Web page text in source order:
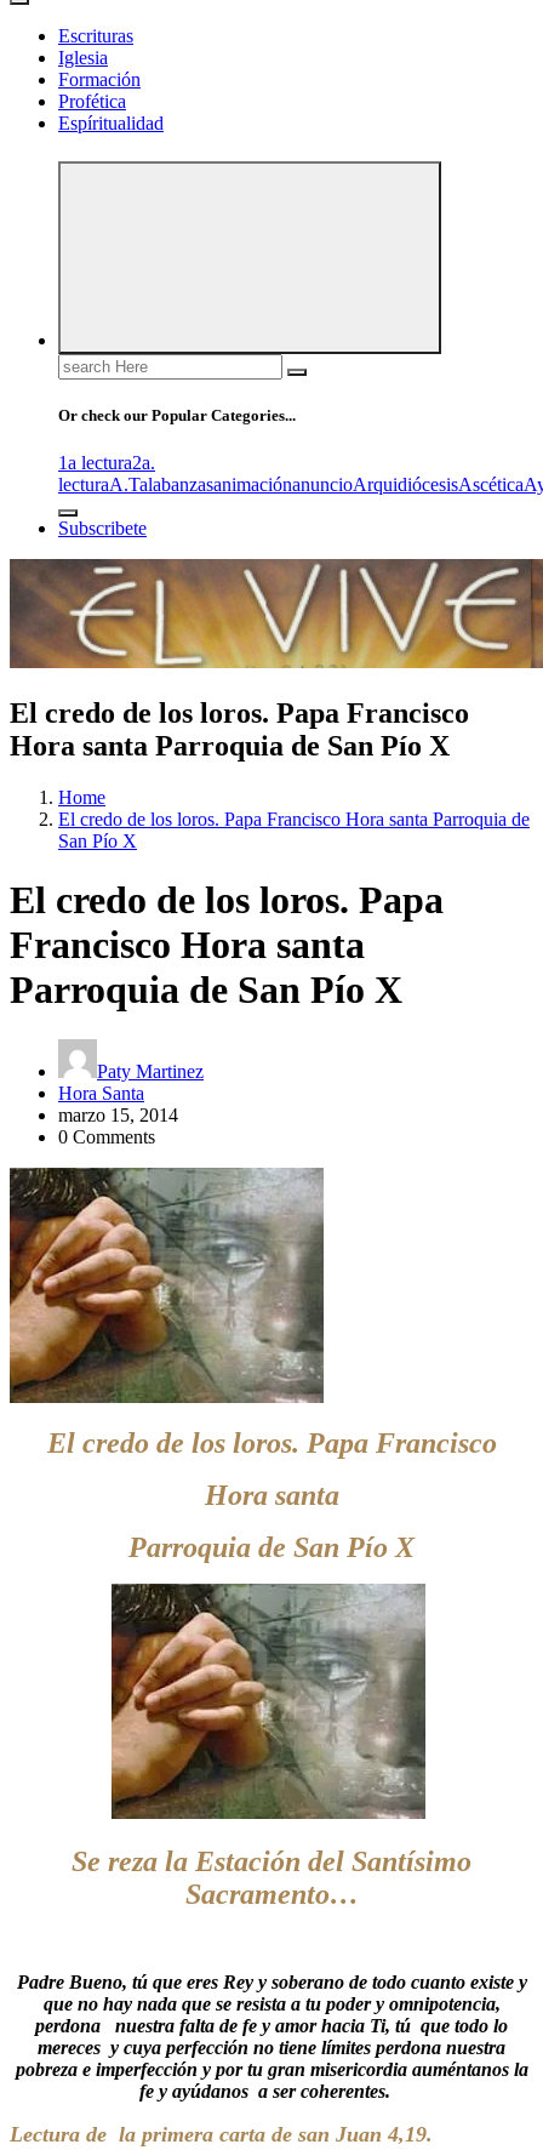
Escrituras
Iglesia
Formación
Profética
Espíritualidad
Search
for:
Or check our Popular Categories...
1a lectura2a.
lecturaA.TalabanzasanimaciónanuncioArquidiócesisAscética
Subscribete
El credo de los loros. Papa Francisco
Hora santa Parroquia de San Pío X
Home
El credo de los loros. Papa Francisco Hora santa Parroquia de
San Pío X
El credo de los loros. Papa
Francisco Hora santa
Parroquia de San Pío X
Paty Martinez
Hora Santa
marzo 15, 2014
0 Comments
El credo de los loros. Papa Francisco
Hora santa
Parroquia de San Pío X
Se reza la Estación del Santísimo
Sacramento…
Padre Bueno, tú que eres Rey y soberano de todo cuanto existe y
que no hay nada que se resista a tu poder y omnipotencia,
perdona nuestra falta de fe y amor hacia Ti, tú que todo lo
mereces y cuya perfección no tiene límites perdona nuestra
pobreza e imperfección y por tu gran misericordia auméntanos la
fe y ayúdanos a ser coherentes.
Lectura de la primera carta de san Juan 4,19.